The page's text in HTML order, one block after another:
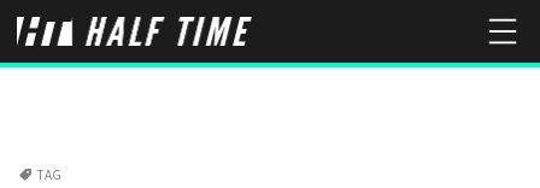
TAG